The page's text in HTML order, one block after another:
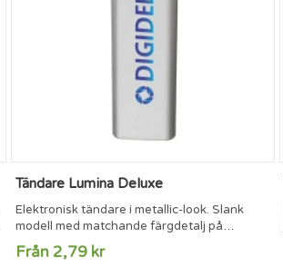
Tändare Lumina Deluxe
Elektronisk tändare i metallic-look. Slank
modell med matchande färgdetalj på
kromhättan. Justerbar låga. Försedd med
barnlås. TÜV-certifierade.
Från 2,79 kr